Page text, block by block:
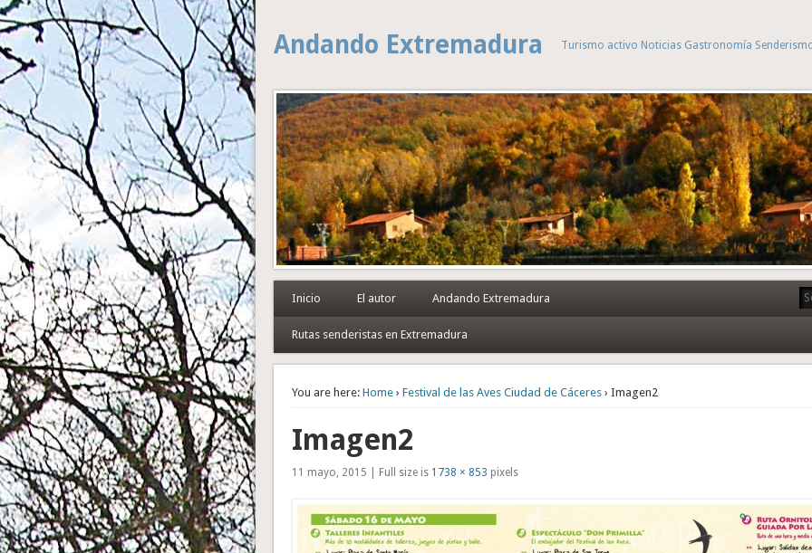
Andando Extremadura Turismo activo Noticias Gastronomía
Inicio El autor Andando Extremadura
Rutas senderistas en Extremadura
You are here: Home› Festival de las Aves Ciudad de Cáceres› Imagen2
Imagen2
11 mayo, 2015 | Full size is 1738 × 853 pixels